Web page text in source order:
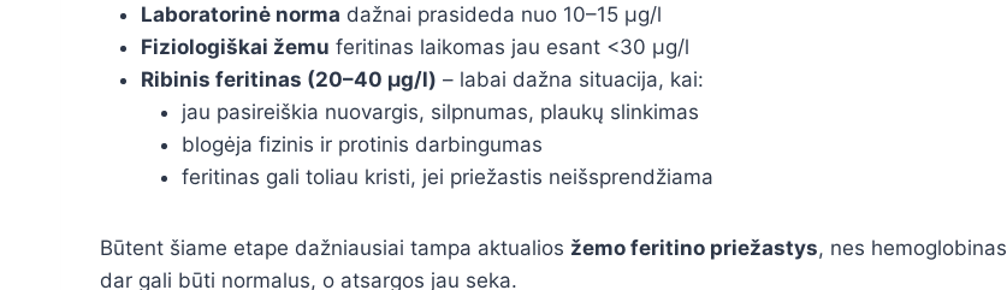
Laboratorinė norma dažnai prasideda nuo 10–15 µg/l
Fiziologiškai žemu feritinas laikomas jau esant <30 µg/l
Ribinis feritinas (20–40 µg/l) – labai dažna situacija, kai:
jau pasireiškia nuovargis, silpnumas, plaukų slinkimas
blogėja fizinis ir protinis darbingumas
feritinas gali toliau kristi, jei priežastis neišsprendžiama
Būtent šiame etape dažniausiai tampa aktualios žemo feritino priežastys, nes hemoglobinas
dar gali būti normalus, o atsargos jau seka.